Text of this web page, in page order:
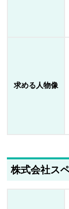
求める人物像
株式会社ス